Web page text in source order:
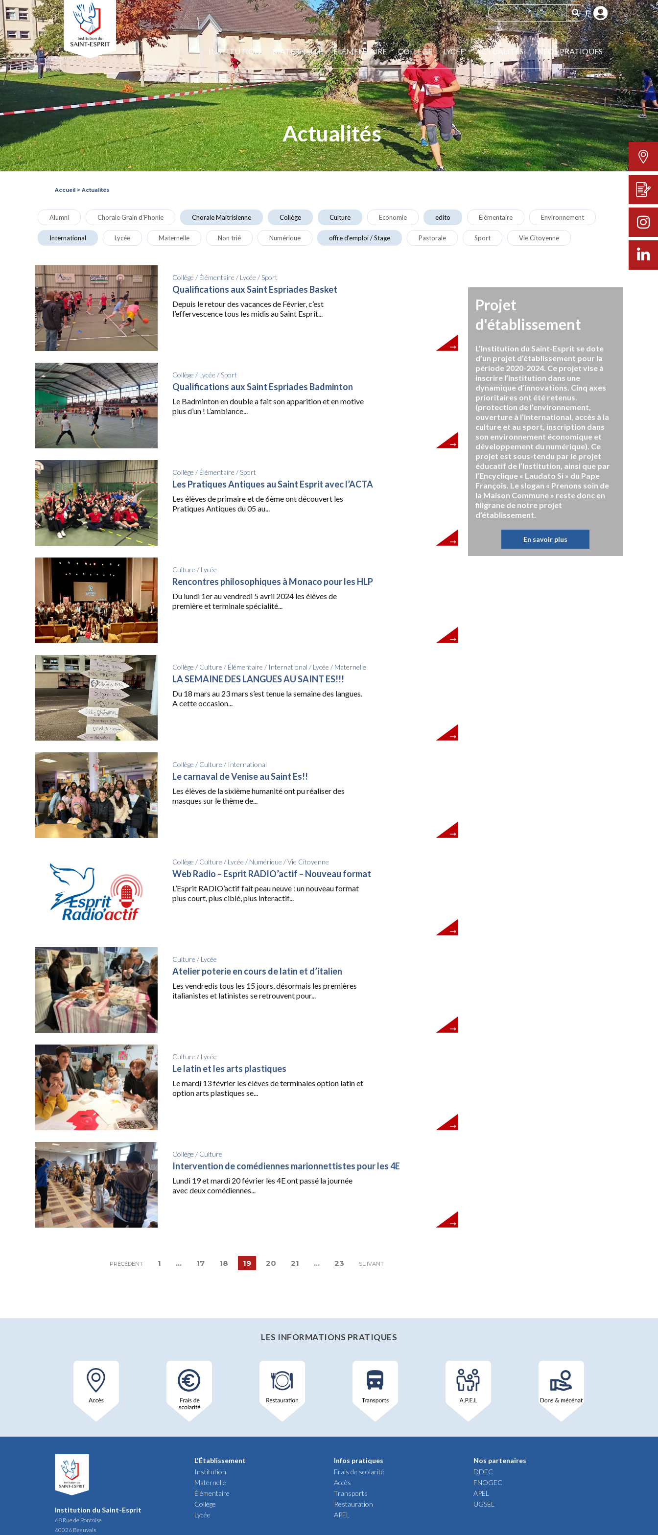
INSTITUTION MATERNELLE ELÉMENTAIRE COLLÈGE LYCÉE ACTUALITÉS INFOS PRATIQUES
Actualités
Accueil > Actualités
Alumni Chorale Grain d'Phonie Chorale Maitrisienne Collège Culture Economie edito Élémentaire Environnement
International Lycée Maternelle Non trié Numérique offre d'emploi / Stage Pastorale Sport Vie Citoyenne
Collège / Élémentaire / Lycée / Sport
Qualifications aux Saint Espriades Basket
Depuis le retour des vacances de Février, c’est
l’effervescence tous les midis au Saint Esprit...
Collège / Lycée / Sport
Qualifications aux Saint Espriades Badminton
Le Badminton en double a fait son apparition et en motive
plus d’un ! L’ambiance...
Collège / Élémentaire / Sport
Les Pratiques Antiques au Saint Esprit avec l’ACTA
Les élèves de primaire et de 6ème ont découvert les
Pratiques Antiques du 05 au...
Culture / Lycée
Rencontres philosophiques à Monaco pour les HLP
Du lundi 1er au vendredi 5 avril 2024 les élèves de
première et terminale spécialité...
Collège / Culture / Élémentaire / International / Lycée / Maternelle
LA SEMAINE DES LANGUES AU SAINT ES!!!
Du 18 mars au 23 mars s’est tenue la semaine des langues.
A cette occasion...
Collège / Culture / International
Le carnaval de Venise au Saint Es!!
Les élèves de la sixième humanité ont pu réaliser des
masques sur le thème de...
Collège / Culture / Lycée / Numérique /Vie Citoyenne
Web Radio – Esprit RADIO’actif – Nouveau format
L’Esprit RADIO’actif fait peau neuve : un nouveau format
plus court, plus ciblé, plus interactif...
Culture / Lycée
Atelier poterie en cours de latin et d’italien
Les vendredis tous les 15 jours, désormais les premières
italianistes et latinistes se retrouvent pour...
Culture / Lycée
Le latin et les arts plastiques
Le mardi 13 février les élèves de terminales option latin et
option arts plastiques se...
Collège / Culture
Intervention de comédiennes marionnettistes pour les 4E
Lundi 19 et mardi 20 février les 4E ont passé la journée
avec deux comédiennes...
PRÉCÉDENT 1 … 17 18 19 20 21 … 23 SUIVANT
Projet
d'établissement
L’Institution du Saint-Esprit se dote
d’un projet d’établissement pour la
période 2020-2024. Ce projet vise à
inscrire l’Institution dans une
dynamique d’innovations. Cinq axes
prioritaires ont été retenus.
(protection de l’environnement,
ouverture à l’international, accès à la
culture et au sport, inscription dans
son environnement économique et
développement du numérique). Ce
projet est sous-tendu par le projet
éducatif de l’Institution, ainsi que par
l’Encyclique « Laudato Si » du Pape
François. Le slogan « Prenons soin de
la Maison Commune » reste donc en
filigrane de notre projet
d’établissement.
En savoir plus
LES INFORMATIONS PRATIQUES
Institution du Saint-Esprit
68 Rue de Pontoise
60026 Beauvais
L'Établissement
Institution
Maternelle
Élémentaire
Collège
Lycée
Infos pratiques
Frais de scolarité
Accès
Transports
Restauration
APEL
Nos partenaires
DDEC
FNOGEC
APEL
UGSEL